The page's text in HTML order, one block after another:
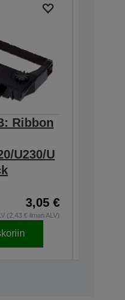
Ribbon
U230/U
3,05 €
(2,43 € ilman ALV)